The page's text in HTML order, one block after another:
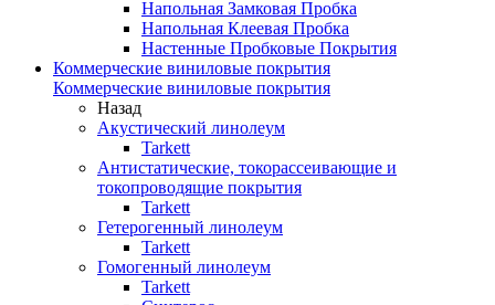
Напольная Замковая Пробка
Напольная Клеевая Пробка
Настенные Пробковые Покрытия
Коммерческие виниловые покрытия
Коммерческие виниловые покрытия
Назад
Акустический линолеум
Tarkett
Антистатические, токорассеивающие и
токопроводящие покрытия
Tarkett
Гетерогенный линолеум
Tarkett
Гомогенный линолеум
Tarkett